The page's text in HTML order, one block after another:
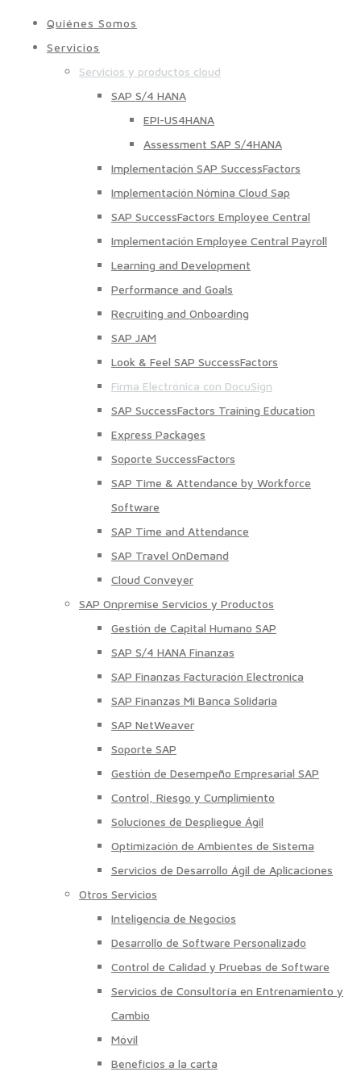
Quiénes Somos
Servicios
Servicios y productos cloud
SAP S/4 HANA
EPI-US4HANA
Assessment SAP S/4HANA
Implementación SAP SuccessFactors
Implementación Nómina Cloud Sap
SAP SuccessFactors Employee Central
Implementación Employee Central Payroll
Learning and Development
Performance and Goals
Recruiting and Onboarding
SAP JAM
Look & Feel SAP SuccessFactors
Firma Electrónica con DocuSign
SAP SuccessFactors Training Education
Express Packages
Soporte SuccessFactors
SAP Time & Attendance by Workforce
Software
SAP Time and Attendance
SAP Travel OnDemand
Cloud Conveyer
SAP Onpremise Servicios y Productos
Gestión de Capital Humano SAP
SAP S/4 HANA Finanzas
SAP Finanzas Facturación Electronica
SAP Finanzas Mi Banca Solidaria
SAP NetWeaver
Soporte SAP
Gestión de Desempeño Empresarial SAP
Control, Riesgo y Cumplimiento
Soluciones de Despliegue Ágil
Optimización de Ambientes de Sistema
Servicios de Desarrollo Ágil de Aplicaciones
Otros Servicios
Inteligencia de Negocios
Desarrollo de Software Personalizado
Control de Calidad y Pruebas de Software
Servicios de Consultoría en Entrenamiento y
Cambio
Móvil
Beneficios a la carta